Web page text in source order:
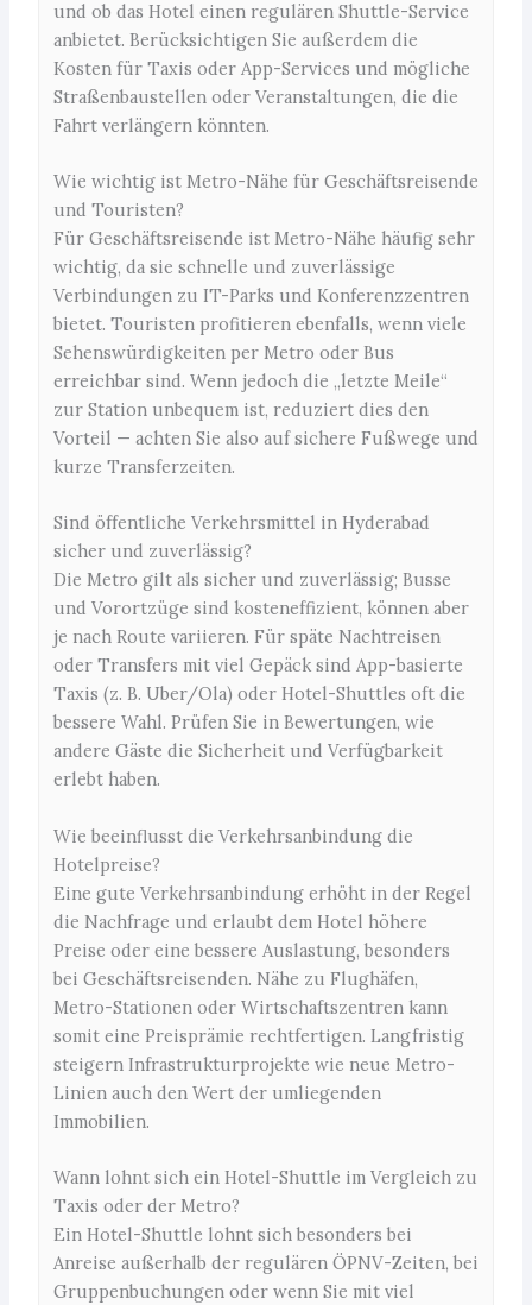
und ob das Hotel einen regulären Shuttle-Service
anbietet. Berücksichtigen Sie außerdem die
Kosten für Taxis oder App-Services und mögliche
Straßenbaustellen oder Veranstaltungen, die die
Fahrt verlängern könnten.
Wie wichtig ist Metro-Nähe für Geschäftsreisende
und Touristen?
Für Geschäftsreisende ist Metro-Nähe häufig sehr
wichtig, da sie schnelle und zuverlässige
Verbindungen zu IT-Parks und Konferenzzentren
bietet. Touristen profitieren ebenfalls, wenn viele
Sehenswürdigkeiten per Metro oder Bus
erreichbar sind. Wenn jedoch die „letzte Meile“
zur Station unbequem ist, reduziert dies den
Vorteil — achten Sie also auf sichere Fußwege und
kurze Transferzeiten.
Sind öffentliche Verkehrsmittel in Hyderabad
sicher und zuverlässig?
Die Metro gilt als sicher und zuverlässig; Busse
und Vorortzüge sind kosteneffizient, können aber
je nach Route variieren. Für späte Nachtreisen
oder Transfers mit viel Gepäck sind App-basierte
Taxis (z. B. Uber/Ola) oder Hotel-Shuttles oft die
bessere Wahl. Prüfen Sie in Bewertungen, wie
andere Gäste die Sicherheit und Verfügbarkeit
erlebt haben.
Wie beeinflusst die Verkehrsanbindung die
Hotelpreise?
Eine gute Verkehrsanbindung erhöht in der Regel
die Nachfrage und erlaubt dem Hotel höhere
Preise oder eine bessere Auslastung, besonders
bei Geschäftsreisenden. Nähe zu Flughäfen,
Metro-Stationen oder Wirtschaftszentren kann
somit eine Preisprämie rechtfertigen. Langfristig
steigern Infrastrukturprojekte wie neue Metro-
Linien auch den Wert der umliegenden
Immobilien.
Wann lohnt sich ein Hotel-Shuttle im Vergleich zu
Taxis oder der Metro?
Ein Hotel-Shuttle lohnt sich besonders bei
Anreise außerhalb der regulären ÖPNV-Zeiten, bei
Gruppenbuchungen oder wenn Sie mit viel